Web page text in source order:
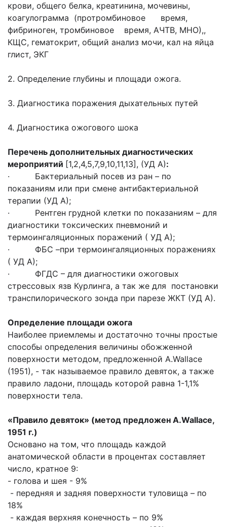
крови, общего белка, креатинина, мочевины,
коагулограмма (протромбиновое время,
фибриноген, тромбиновое время, АЧТВ, МНО),,
КЩС, гематокрит, общий анализ мочи, кал на яйца
глист, ЭКГ
2. Определение глубины и площади ожога.
3. Диагностика поражения дыхательных путей
4. Диагностика ожогового шока
Перечень дополнительных диагностических
мероприятий [1,2,4,5,7,9,10,11,13], (УД А):
· Бактериальный посев из ран – по
показаниям или при смене антибактериальной
терапии (УД А);
· Рентген грудной клетки по показаниям – для
диагностики токсических пневмоний и
термоингаляционных поражений ( УД А);
· ФБС –при термоингаляционных поражениях
( УД А);
· ФГДС – для диагностики ожоговых
стрессовых язв Курлинга, а так же для постановки
транспилорического зонда при парезе ЖКТ (УД А).
Определение площади ожога
Наиболее приемлемы и достаточно точны простые
способы определения величины обожженной
поверхности методом, предложенной А.Wallace
(1951), - так называемое правило девяток, а также
правило ладони, площадь которой равна 1-1,1%
поверхности тела.
«Правило девяток» (метод предложен А.Wallace,
1951 г.)
Основано на том, что площадь каждой
анатомической области в процентах составляет
число, кратное 9:
- голова и шея - 9%
- передняя и задняя поверхности туловища – по
18%
- каждая верхняя конечность – по 9%